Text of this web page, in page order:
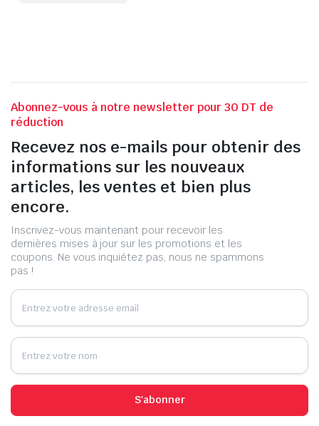
Abonnez-vous à notre newsletter pour 30 DT de
réduction
Recevez nos e-mails pour obtenir des
informations sur les nouveaux
articles, les ventes et bien plus
encore.
Inscrivez-vous maintenant pour recevoir les
dernières mises à jour sur les promotions et les
coupons. Ne vous inquiétez pas, nous ne spammons
pas !
S'abonner